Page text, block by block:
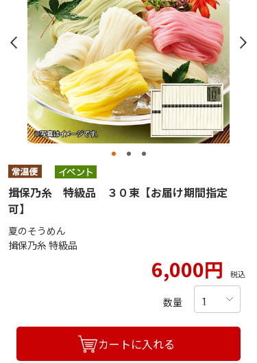
揖保乃糸 特級品 ３０束【お届け期間指定
可】
夏のそうめん
揖保乃糸 特級品
6,000円 税込
数量
カートに入れる